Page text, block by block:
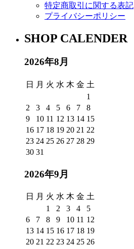
特定商取引に関する表記
プライバシーポリシー
SHOP CALENDER
2026年8月
日 月 火 水 木 金 土
1
2
3 4 5 6 7
8
9
10 11 12 13 14 15
16 17 18 19 20 21 22
23 24 25 26 27 28 29
30 31
2026年9月
日 月 火 水 木 金 土
1
2 3 4
5
6
7 8 9 10 11 12
13 14 15 16 17 18 19
20 21 22 23 24 25 26